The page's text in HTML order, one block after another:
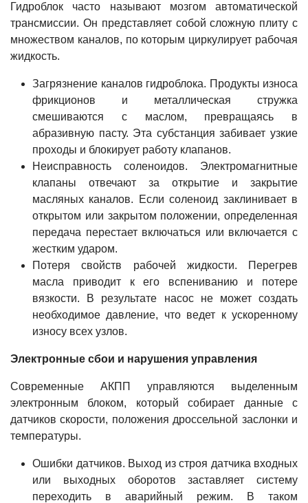
Гидроблок часто называют мозгом автоматической
трансмиссии. Он представляет собой сложную плиту с
множеством каналов, по которым циркулирует рабочая
жидкость.
Загрязнение каналов гидроблока. Продукты износа
фрикционов и металлическая стружка
смешиваются с маслом, превращаясь в
абразивную пасту. Эта субстанция забивает узкие
проходы и блокирует работу клапанов.
Неисправность соленоидов. Электромагнитные
клапаны отвечают за открытие и закрытие
масляных каналов. Если соленоид заклинивает в
открытом или закрытом положении, определенная
передача перестает включаться или включается с
жестким ударом.
Потеря свойств рабочей жидкости. Перегрев
масла приводит к его вспениванию и потере
вязкости. В результате насос не может создать
необходимое давление, что ведет к ускоренному
износу всех узлов.
Электронные сбои и нарушения управления
Современные АКПП управляются выделенным
электронным блоком, который собирает данные с
датчиков скорости, положения дроссельной заслонки и
температуры.
Ошибки датчиков. Выход из строя датчика входных
или выходных оборотов заставляет систему
переходить в аварийный режим. В таком